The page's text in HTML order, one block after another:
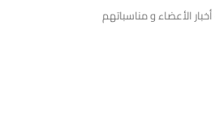
الأعضاء و مناسباتهم